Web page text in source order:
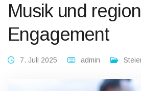
Musik und
Engagement
7. Juli 2025 admin